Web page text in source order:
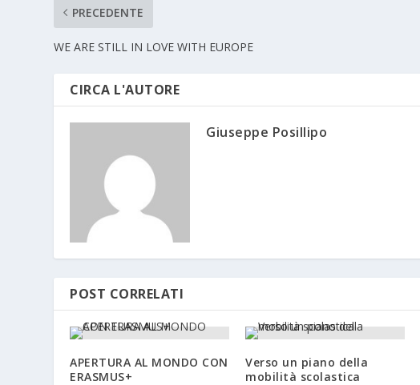
PRECEDENTE
WE ARE STILL IN LOVE WITH EUROPE
CIRCA L'AUTORE
Giuseppe Posillipo
POST CORRELATI
APERTURA AL MONDO CON
ERASMUS+
Verso un piano della
mobilità scolastica